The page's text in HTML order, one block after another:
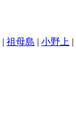
| 祖母島 | 小野上 |